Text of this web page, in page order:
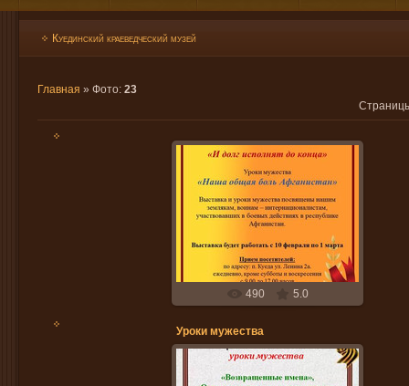
Куединский краеведческий музей
Главная » Фото: 23
13.02.2017
Ojana
490 5.0
Уроки мужества